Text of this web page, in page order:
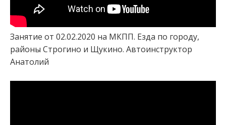
Занятие от 02.02.2020 на МКПП. Езда по городу,
районы Строгино и Щукино. Автоинструктор
Анатолий